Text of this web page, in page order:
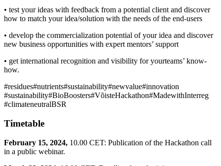
• test your ideas with feedback from a potential client and discover
how to match your idea/solution with the needs of the end-users
• develop the commercialization potential of your idea and discover
new business opportunities with expert mentors’ support
• get international recognition and visibility for yourteams’ know-
how.
#residues#nutrients#sustainability#newvalue#innovation
#sustainability#BioBoosters#VõisteHackathon#MadewithInterreg
#climateneutralBSR
Timetable
February 15, 2024, 10.00 CET: Publication of the Hackathon call
in a public webinar.